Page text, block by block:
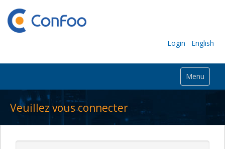
Login English
Menu
Veuillez vous connecter